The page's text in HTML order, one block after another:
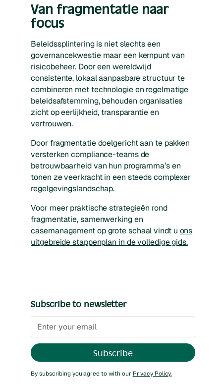
Van fragmentatie naar
focus
Beleidssplintering is niet slechts een
governancekwestie maar een kernpunt van
risicobeheer. Door een wereldwijd
consistente, lokaal aanpasbare structuur te
combineren met technologie en regelmatige
beleidsafstemming, behouden organisaties
zicht op eerlijkheid, transparantie en
vertrouwen.
Door fragmentatie doelgericht aan te pakken
versterken compliance-­teams de
betrouwbaarheid van hun programma’s en
tonen ze veerkracht in een steeds complexer
regelgevingslandschap.
Voor meer praktische strategieën rond
fragmentatie, samenwerking en
casemanagement op grote schaal vindt u ons
uitgebreide stappenplan in de volledige gids.
Subscribe to newsletter
By subscribing you agree to with our Privacy Policy.